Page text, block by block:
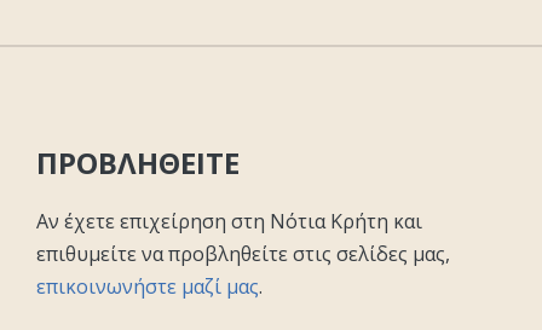
ΠΡΟΒΛΗΘΕΙΤΕ
Αν έχετε επιχείρηση στη Νότια Κρήτη και
επιθυμείτε να προβληθείτε στις σελίδες μας,
επικοινωνήστε μαζί μας.